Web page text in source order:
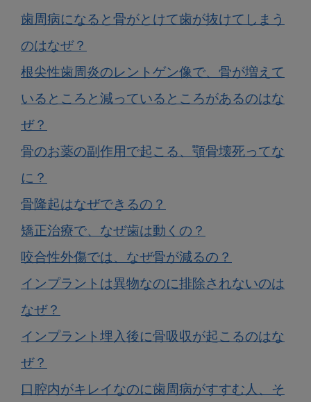
歯周病になると骨がとけて歯が抜けてしまう
のはなぜ？
根尖性歯周炎のレントゲン像で、骨が増えて
いるところと減っているところがあるのはな
ぜ？
骨のお薬の副作用で起こる、顎骨壊死ってな
に？
骨隆起はなぜできるの？
矯正治療で、なぜ歯は動くの？
咬合性外傷では、なぜ骨が減るの？
インプラントは異物なのに排除されないのは
なぜ？
インプラント埋入後に骨吸収が起こるのはな
ぜ？
口腔内がキレイなのに歯周病がすすむ人、そ